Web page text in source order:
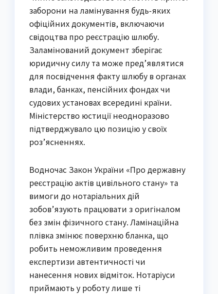
заборони на ламінування будь-яких
офіційних документів, включаючи
свідоцтва про реєстрацію шлюбу.
Заламінований документ зберігає
юридичну силу та може пред’являтися
для посвідчення факту шлюбу в органах
влади, банках, пенсійних фондах чи
судових установах всередині країни.
Міністерство юстиції неодноразово
підтверджувало цю позицію у своїх
роз’ясненнях.
Водночас Закон України «Про державну
реєстрацію актів цивільного стану» та
вимоги до нотаріальних дій
зобов’язують працювати з оригіналом
без змін фізичного стану. Ламінаційна
плівка змінює поверхню бланка, що
робить неможливим проведення
експертизи автентичності чи
нанесення нових відміток. Нотаріуси
приймають у роботу лише ті